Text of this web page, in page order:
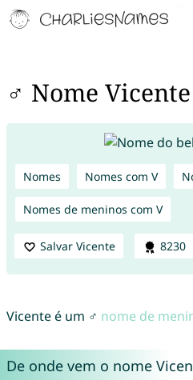
♂ Nome Vicente
Nomes Nomes com V
Nomes de meninos com V
Salvar Vicente 8230
Vicente é um ♂ nome de
De onde vem o nome